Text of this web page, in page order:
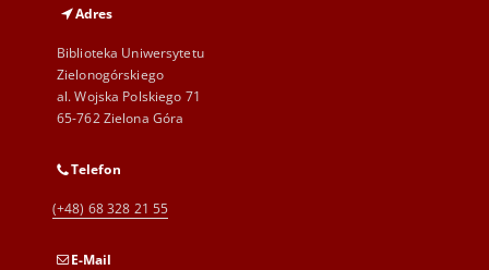
Adres
Biblioteka Uniwersytetu
Zielonogórskiego
al. Wojska Polskiego 71
65-762 Zielona Góra
Telefon
(+48) 68 328 21 55
E-Mail